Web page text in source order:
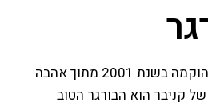
קניבר בורגר היא רשת שהוקמה בשנת 2001 מתוך אהבה
קניבר הוא הבורגר הטוב